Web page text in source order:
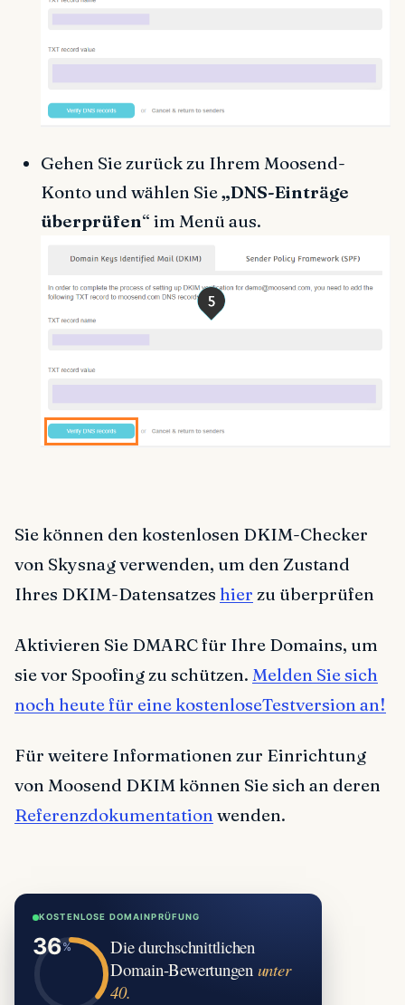
Gehen Sie zurück zu Ihrem Moosend-
Konto und wählen Sie„DNS-Einträge
überprüfen“ im Menü aus.
Sie können den kostenlosen DKIM-Checker
von Skysnag verwenden, um den Zustand
Ihres DKIM-Datensatzes hier zu überprüfen
Aktivieren Sie DMARC für Ihre Domains, um
sie vor Spoofing zu schützen. Melden Sie sich
noch heute für eine kostenloseTestversion an!
Für weitere Informationen zur Einrichtung
von Moosend DKIM können Sie sich an deren
Referenzdokumentation wenden.
KOSTENLOSE DOMAINPRÜFUNG
Die durchschnittlichen
Domain-Bewertungen unter
40.